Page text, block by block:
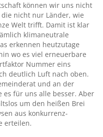
können wir uns nicht
nicht nur Länder, wie
Welt trifft. Damit ist klar
klimaneutrale
erkennen heutzutage
wo es viel erneuerbare
Nummer eins
deutlich Luft nach oben.
und an der
es für uns alle besser. Aber
um den heißen Brei
aus konkurrenz-
erteilen.